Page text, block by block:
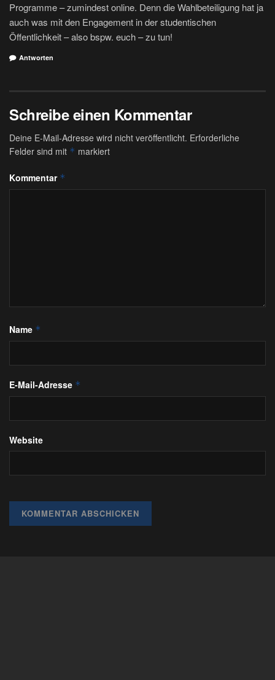
Programme – zumindest online. Denn die Wahlbeteiligung hat ja
auch was mit den Engagement in der studentischen
Öffentlichkeit – also bspw. euch – zu tun!
Antworten
Schreibe einen Kommentar
Deine E-Mail-Adresse wird nicht veröffentlicht. Erforderliche
Felder sind mit * markiert
Kommentar *
Name *
E-Mail-Adresse *
Website